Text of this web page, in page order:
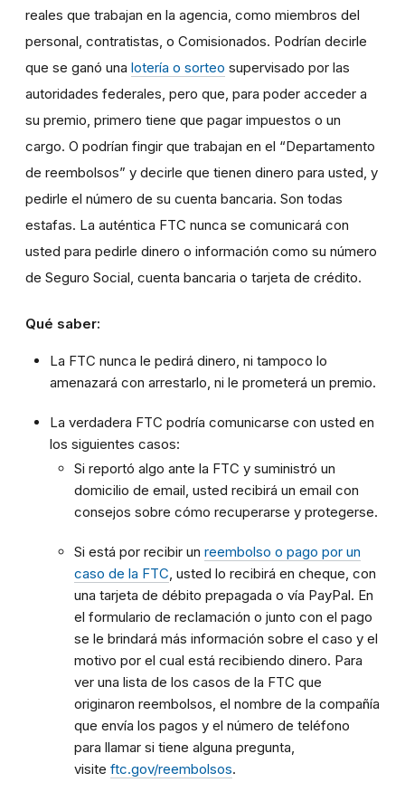
reales que trabajan en la agencia, como miembros del
personal, contratistas, o Comisionados. Podrían decirle
que se ganó una lotería o sorteo supervisado por las
autoridades federales, pero que, para poder acceder a
su premio, primero tiene que pagar impuestos o un
cargo. O podrían fingir que trabajan en el “Departamento
de reembolsos” y decirle que tienen dinero para usted, y
pedirle el número de su cuenta bancaria. Son todas
estafas. La auténtica FTC nunca se comunicará con
usted para pedirle dinero o información como su número
de Seguro Social, cuenta bancaria o tarjeta de crédito.
Qué saber:
La FTC nunca le pedirá dinero, ni tampoco lo
amenazará con arrestarlo, ni le prometerá un premio.
La verdadera FTC podría comunicarse con usted en
los siguientes casos:
Si reportó algo ante la FTC y suministró un
domicilio de email, usted recibirá un email con
consejos sobre cómo recuperarse y protegerse.
Si está por recibir un reembolso o pago por un
caso de la FTC, usted lo recibirá en cheque, con
una tarjeta de débito prepagada o vía PayPal. En
el formulario de reclamación o junto con el pago
se le brindará más información sobre el caso y el
motivo por el cual está recibiendo dinero. Para
ver una lista de los casos de la FTC que
originaron reembolsos, el nombre de la compañía
que envía los pagos y el número de teléfono
para llamar si tiene alguna pregunta,
visite ftc.gov/reembolsos.